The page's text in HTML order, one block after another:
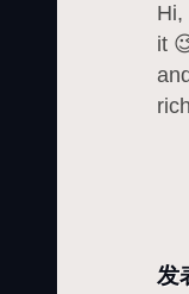
Hi,
it
发